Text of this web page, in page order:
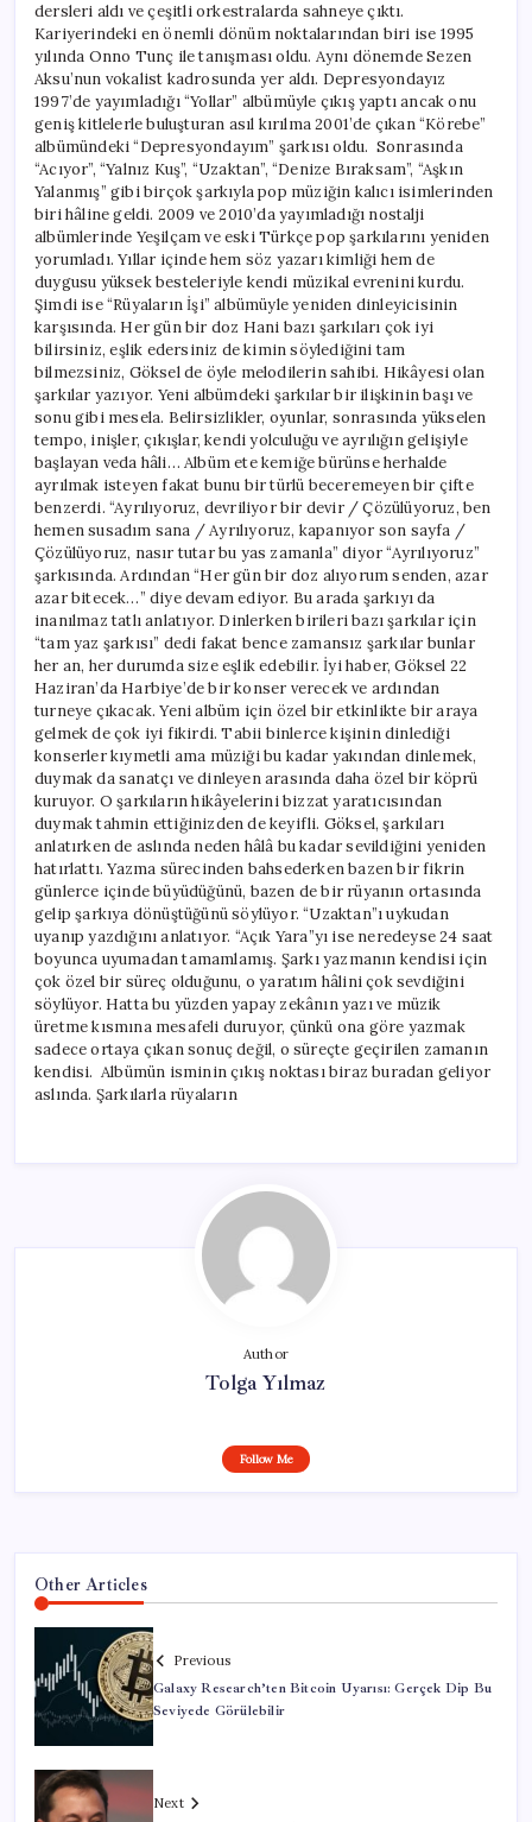
dersleri aldı ve çeşitli orkestralarda sahneye çıktı.
Kariyerindeki en önemli dönüm noktalarından biri ise 1995
yılında Onno Tunç ile tanışması oldu. Aynı dönemde Sezen
Aksu’nun vokalist kadrosunda yer aldı. Depresyondayız
1997’de yayımladığı “Yollar” albümüyle çıkış yaptı ancak onu
geniş kitlelerle buluşturan asıl kırılma 2001’de çıkan “Körebe”
albümündeki “Depresyondayım” şarkısı oldu. Sonrasında
“Acıyor”, “Yalnız Kuş”, “Uzaktan”, “Denize Bıraksam”, “Aşkın
Yalanmış” gibi birçok şarkıyla pop müziğin kalıcı isimlerinden
biri hâline geldi. 2009 ve 2010’da yayımladığı nostalji
albümlerinde Yeşilçam ve eski Türkçe pop şarkılarını yeniden
yorumladı. Yıllar içinde hem söz yazarı kimliği hem de
duygusu yüksek besteleriyle kendi müzikal evrenini kurdu.
Şimdi ise “Rüyaların İşi” albümüyle yeniden dinleyicisinin
karşısında. Her gün bir doz Hani bazı şarkıları çok iyi
bilirsiniz, eşlik edersiniz de kimin söylediğini tam
bilmezsiniz, Göksel de öyle melodilerin sahibi. Hikâyesi olan
şarkılar yazıyor. Yeni albümdeki şarkılar bir ilişkinin başı ve
sonu gibi mesela. Belirsizlikler, oyunlar, sonrasında yükselen
tempo, inişler, çıkışlar, kendi yolculuğu ve ayrılığın gelişiyle
başlayan veda hâli… Albüm ete kemiğe bürünse herhalde
ayrılmak isteyen fakat bunu bir türlü beceremeyen bir çifte
benzerdi. “Ayrılıyoruz, devriliyor bir devir / Çözülüyoruz, ben
hemen susadım sana / Ayrılıyoruz, kapanıyor son sayfa /
Çözülüyoruz, nasır tutar bu yas zamanla” diyor “Ayrılıyoruz”
şarkısında. Ardından “Her gün bir doz alıyorum senden, azar
azar bitecek…” diye devam ediyor. Bu arada şarkıyı da
inanılmaz tatlı anlatıyor. Dinlerken birileri bazı şarkılar için
“tam yaz şarkısı” dedi fakat bence zamansız şarkılar bunlar
her an, her durumda size eşlik edebilir. İyi haber, Göksel 22
Haziran’da Harbiye’de bir konser verecek ve ardından
turneye çıkacak. Yeni albüm için özel bir etkinlikte bir araya
gelmek de çok iyi fikirdi. Tabii binlerce kişinin dinlediği
konserler kıymetli ama müziği bu kadar yakından dinlemek,
duymak da sanatçı ve dinleyen arasında daha özel bir köprü
kuruyor. O şarkıların hikâyelerini bizzat yaratıcısından
duymak tahmin ettiğinizden de keyifli. Göksel, şarkıları
anlatırken de aslında neden hâlâ bu kadar sevildiğini yeniden
hatırlattı. Yazma sürecinden bahsederken bazen bir fikrin
günlerce içinde büyüdüğünü, bazen de bir rüyanın ortasında
gelip şarkıya dönüştüğünü söylüyor. “Uzaktan”ı uykudan
uyanıp yazdığını anlatıyor. “Açık Yara”yı ise neredeyse 24 saat
boyunca uyumadan tamamlamış. Şarkı yazmanın kendisi için
çok özel bir süreç olduğunu, o yaratım hâlini çok sevdiğini
söylüyor. Hatta bu yüzden yapay zekânın yazı ve müzik
üretme kısmına mesafeli duruyor, çünkü ona göre yazmak
sadece ortaya çıkan sonuç değil, o süreçte geçirilen zamanın
kendisi. Albümün isminin çıkış noktası biraz buradan geliyor
aslında. Şarkılarla rüyaların
Author
Tolga Yılmaz
Follow Me
Other Articles
Previous
Galaxy Research’ten Bitcoin Uyarısı: Gerçek Dip Bu
Seviyede Görülebilir
Next